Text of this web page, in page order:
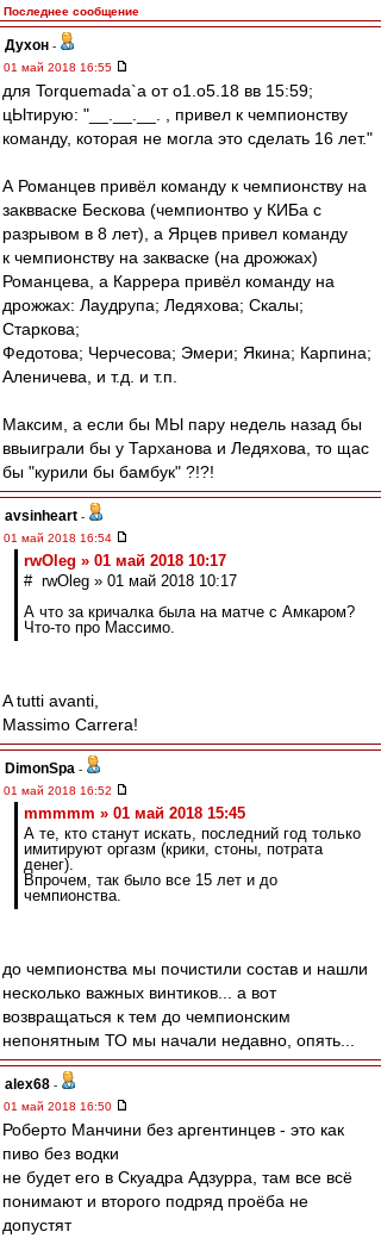
Последнее сообщение
Духон -
01 май 2018 16:55
для Torquemada`a от о1.о5.18 вв 15:59;
цЫтирую: "__.__.__. , привел к чемпионству
команду, которая не могла это сделать 16 лет."
А Романцев привёл команду к чемпионству на
заквваске Бескова (чемпионтво у КИБа с
разрывом в 8 лет), а Ярцев привел команду
к чемпионству на закваске (на дрожжах)
Романцева, а Каррера привёл команду на
дрожжах: Лаудрупа; Ледяхова; Скалы;
Старкова;
Федотова; Черчесова; Эмери; Якина; Карпина;
Аленичева, и т.д. и т.п.
Максим, а если бы МЫ пару недель назад бы
ввыиграли бы у Тарханова и Ледяхова, то щас
бы "курили бы бамбук" ?!?!
avsinheart -
01 май 2018 16:54
rwOleg » 01 май 2018 10:17
# rwOleg » 01 май 2018 10:17
А что за кричалка была на матче с Амкаром?
Что-то про Массимо.
A tutti avanti,
Massimo Carrera!
DimonSpa -
01 май 2018 16:52
mmmmm » 01 май 2018 15:45
А те, кто станут искать, последний год только
имитируют оргазм (крики, стоны, потрата
денег).
Впрочем, так было все 15 лет и до
чемпионства.
до чемпионства мы почистили состав и нашли
несколько важных винтиков... а вот
возвращаться к тем до чемпионским
непонятным ТО мы начали недавно, опять...
alex68 -
01 май 2018 16:50
Роберто Манчини без аргентинцев - это как
пиво без водки
не будет его в Скуадра Адзурра, там все всё
понимают и второго подряд проёба не
допустят